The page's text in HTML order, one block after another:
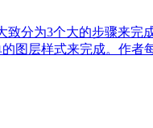
分为3个大的步骤来完
图层样式来完成。作者